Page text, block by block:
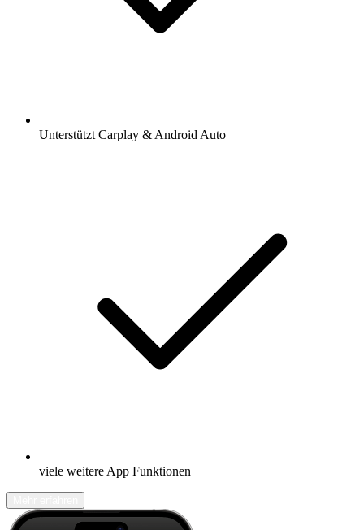
Unterstützt Carplay & Android Auto
viele weitere App Funktionen